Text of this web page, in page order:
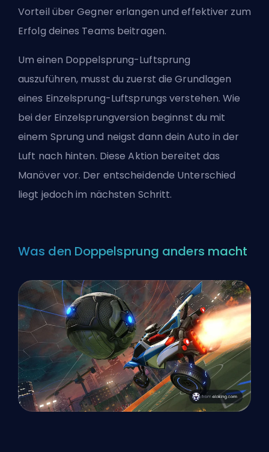
Vorteil über Gegner erlangen und effektiver zum
Erfolg deines Teams beitragen.
Um einen Doppelsprung-Luftsprung
auszuführen, musst du zuerst die Grundlagen
eines Einzelsprung-Luftsprungs verstehen. Wie
bei der Einzelsprungversion beginnst du mit
einem Sprung und neigst dann dein Auto in der
Luft nach hinten. Diese Aktion bereitet das
Manöver vor. Der entscheidende Unterschied
liegt jedoch im nächsten Schritt.
Was den Doppelsprung anders macht